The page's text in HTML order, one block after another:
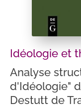
Idéologie et
Analyse
d'Idéologie"
Destutt de